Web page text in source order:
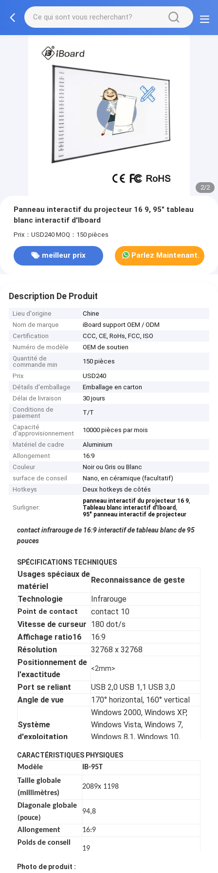
2/2
Panneau interactif du projecteur 16 9, 95" tableau
blanc interactif d'Iboard
Prix：USD240 MOQ：150 pièces
meilleur prix Parlez Maintenant.
Description De Produit
Lieu d'origine
Chine
Nom de marque
iBoard support OEM / ODM
Certification
CCC, CE, RoHs, FCC, ISO
Numéro de modèle
OEM de soutien
Quantité de
commande min
150 pièces
Prix
USD240
Détails d'emballage
Emballage en carton
Délai de livraison
30 jours
Conditions de
paiement
T/T
Capacité
d'approvisionnement
10000 pièces par mois
Matériel de cadre
Aluminium
Allongement
16:9
Couleur
Noir ou Gris ou Blanc
surface de conseil
Nano, en céramique (facultatif)
Hotkeys
Deux hotkeys de côtés
Surligner:
panneau interactif du projecteur 16 9,
Tableau blanc interactif d'Iboard,
95" panneau interactif de projecteur
contact infrarouge de 16:9 interactif de tableau blanc de 95
pouces
SPÉCIFICATIONS TECHNIQUES
Usages spéciaux de
matériel
Reconnaissance de geste
Technologie Infrarouge
Point de contact
contact 10
Vitesse de curseur 180 dot/s
Affichage ratio16
16:9
Résolution
32768 x 32768
Positionnement de
l'exactitude
<2mm>
Port se reliant
USB 2,0 USB 1,1 USB 3,0
Angle de vue
170° horizontal, 160° vertical
Système
d'exploitation
Windows 2000, Windows XP,
Windows Vista, Windows 7,
Windows 8,1, Windows 10,
Alimentation
d'énergie
C.C 4.7V- 5.2V
<>d'USB
Condition de travail
Stockage
La température : -30
Opération
La température :
Installation
CARACTÉRISTIQUES PHYSIQUES
Modèle
IB-95T
Taille globale
(millimètres)
2089x 1198
Diagonale globale
(pouce)
94,8
Allongement
16:9
Poids de conseil
19
Poids brut
Photo de produit :